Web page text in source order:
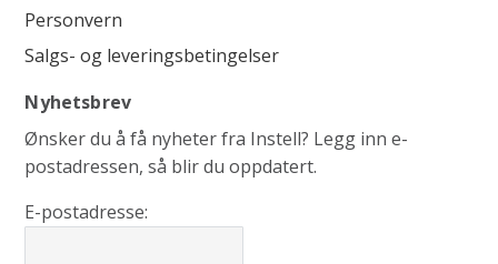
Personvern
Salgs- og leveringsbetingelser
Nyhetsbrev
Ønsker du å få nyheter fra Instell? Legg inn e-
postadressen, så blir du oppdatert.
E-postadresse: